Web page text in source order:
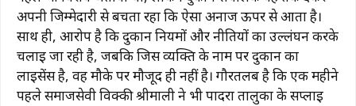
अपनी जिम्मेदारी से बचता रहा कि ऐसा अनाज ऊपर से आता है।
साथ ही, आरोप है कि दुकान नियमों और नीतियों का उल्लंघन करके
चलाई जा रही है, जबकि जिस व्यक्ति के नाम पर दुकान का
लाइसेंस है, वह मौके पर मौजूद ही नहीं है। गौरतलब है कि एक महीने
पहले समाजसेवी विक्की श्रीमाली ने भी पादरा तालुका के सप्लाई